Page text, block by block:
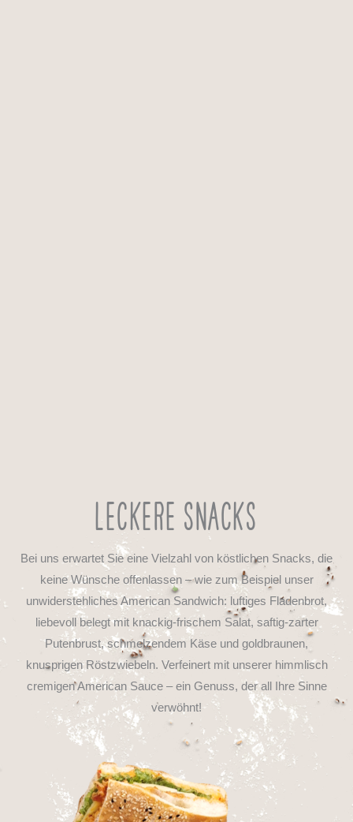
Leckere Snacks
Bei uns erwartet Sie eine Vielzahl von köstlichen Snacks, die
keine Wünsche offenlassen – wie zum Beispiel unser
unwiderstehliches American Sandwich: luftiges Fladenbrot,
liebevoll belegt mit knackig-frischem Salat, saftig-zarter
Putenbrust, schmelzendem Käse und goldbraunen,
knusprigen Röstzwiebeln. Verfeinert mit unserer himmlisch
cremigen American Sauce – ein Genuss, der all Ihre Sinne
verwöhnt!